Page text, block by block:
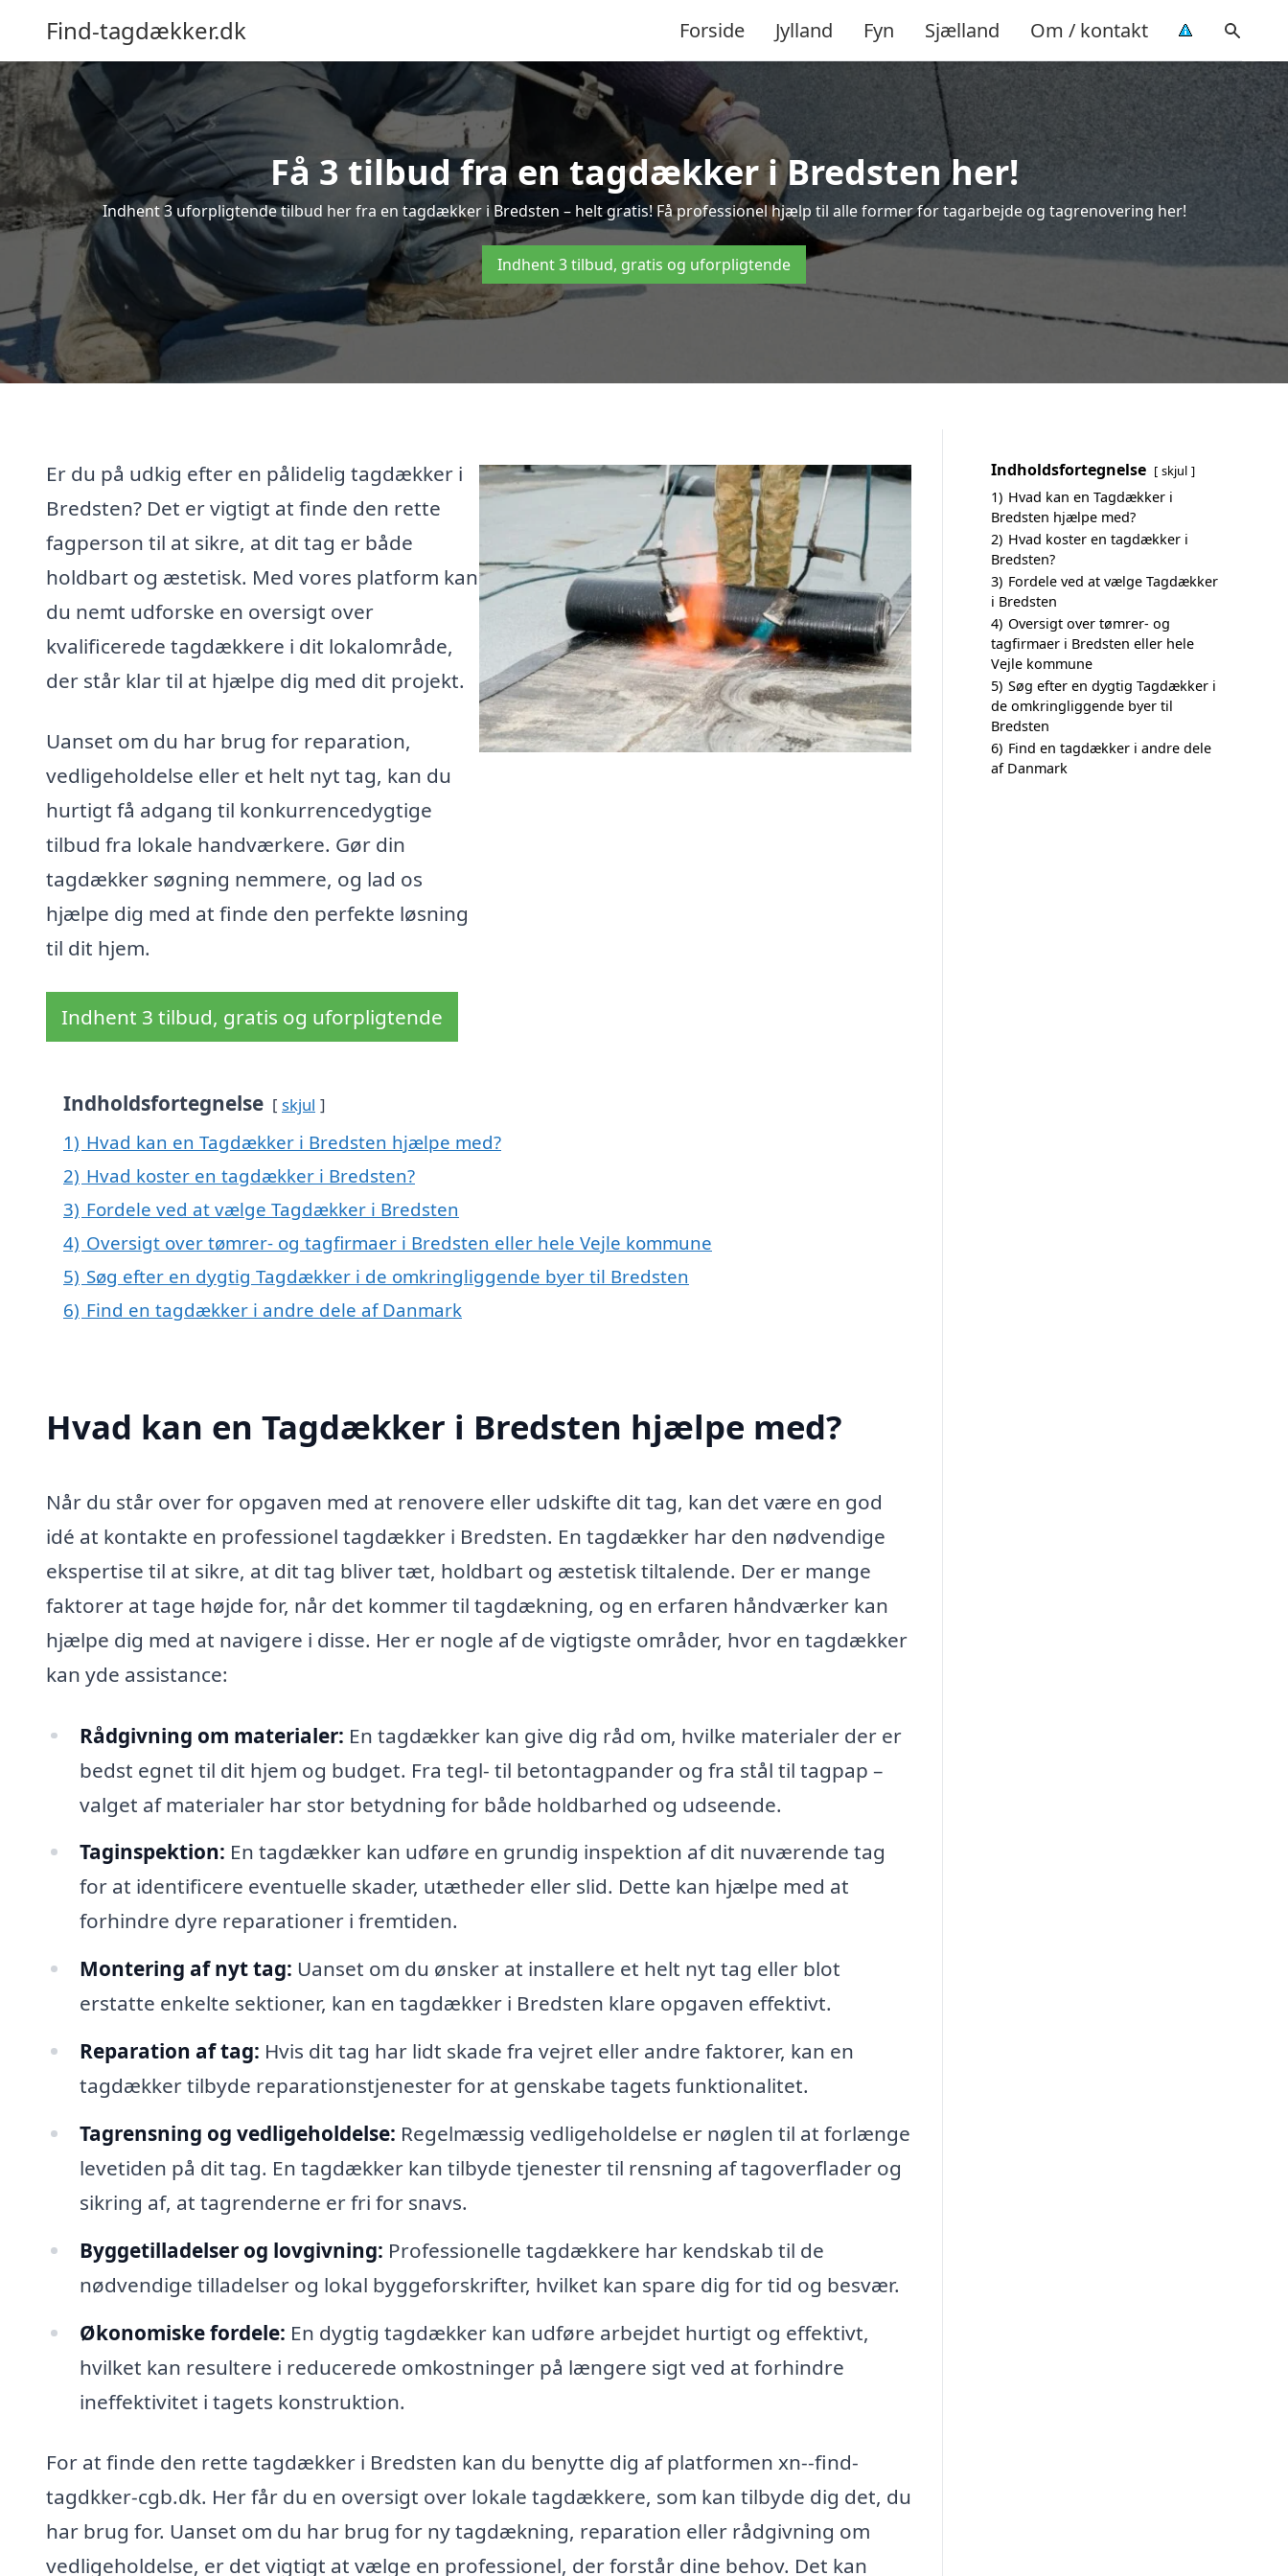
Find-tagdækker.dk Forside Jylland Fyn Sjælland Om / kontakt
Få 3 tilbud fra en tagdækker i Bredsten her!
Indhent 3 uforpligtende tilbud her fra en tagdækker i Bredsten – helt gratis! Få professionel hjælp til alle former for tagarbejde og tagrenovering her!
Indhent 3 tilbud, gratis og uforpligtende
Er du på udkig efter en pålidelig tagdækker i
Bredsten? Det er vigtigt at finde den rette
fagperson til at sikre, at dit tag er både
holdbart og æstetisk. Med vores platform kan
du nemt udforske en oversigt over
kvalificerede tagdækkere i dit lokalområde,
der står klar til at hjælpe dig med dit projekt.
Uanset om du har brug for reparation,
vedligeholdelse eller et helt nyt tag, kan du
hurtigt få adgang til konkurrencedygtige
tilbud fra lokale handværkere. Gør din
tagdækker søgning nemmere, og lad os
hjælpe dig med at finde den perfekte løsning
til dit hjem.
Indhent 3 tilbud, gratis og uforpligtende
Indholdsfortegnelse skjul
1) Hvad kan en Tagdækker i Bredsten hjælpe med?
2) Hvad koster en tagdækker i Bredsten?
3) Fordele ved at vælge Tagdækker i Bredsten
4) Oversigt over tømrer- og tagfirmaer i Bredsten eller hele Vejle kommune
5) Søg efter en dygtig Tagdækker i de omkringliggende byer til Bredsten
6) Find en tagdækker i andre dele af Danmark
Hvad kan en Tagdækker i Bredsten hjælpe med?
Når du står over for opgaven med at renovere eller udskifte dit tag, kan det være en god
idé at kontakte en professionel tagdækker i Bredsten. En tagdækker har den nødvendige
ekspertise til at sikre, at dit tag bliver tæt, holdbart og æstetisk tiltalende. Der er mange
faktorer at tage højde for, når det kommer til tagdækning, og en erfaren håndværker kan
hjælpe dig med at navigere i disse. Her er nogle af de vigtigste områder, hvor en tagdækker
kan yde assistance:
Rådgivning om materialer: En tagdækker kan give dig råd om, hvilke materialer der er
bedst egnet til dit hjem og budget. Fra tegl- til betontagpander og fra stål til tagpap –
valget af materialer har stor betydning for både holdbarhed og udseende.
Taginspektion: En tagdækker kan udføre en grundig inspektion af dit nuværende tag
for at identificere eventuelle skader, utætheder eller slid. Dette kan hjælpe med at
forhindre dyre reparationer i fremtiden.
Montering af nyt tag: Uanset om du ønsker at installere et helt nyt tag eller blot
erstatte enkelte sektioner, kan en tagdækker i Bredsten klare opgaven effektivt.
Reparation af tag: Hvis dit tag har lidt skade fra vejret eller andre faktorer, kan en
tagdækker tilbyde reparationstjenester for at genskabe tagets funktionalitet.
Tagrensning og vedligeholdelse: Regelmæssig vedligeholdelse er nøglen til at forlænge
levetiden på dit tag. En tagdækker kan tilbyde tjenester til rensning af tagoverflader og
sikring af, at tagrenderne er fri for snavs.
Byggetilladelser og lovgivning: Professionelle tagdækkere har kendskab til de
nødvendige tilladelser og lokal byggeforskrifter, hvilket kan spare dig for tid og besvær.
Økonomiske fordele: En dygtig tagdækker kan udføre arbejdet hurtigt og effektivt,
hvilket kan resultere i reducerede omkostninger på længere sigt ved at forhindre
ineffektivitet i tagets konstruktion.
For at finde den rette tagdækker i Bredsten kan du benytte dig af platformen xn--find-
tagdkker-cgb.dk. Her får du en oversigt over lokale tagdækkere, som kan tilbyde dig det, du
har brug for. Uanset om du har brug for ny tagdækning, reparation eller rådgivning om
vedligeholdelse, er det vigtigt at vælge en professionel, der forstår dine behov. Det kan
Indholdsfortegnelse skjul
1) Hvad kan en Tagdækker i
Bredsten hjælpe med?
2) Hvad koster en tagdækker i
Bredsten?
3) Fordele ved at vælge Tagdækker
i Bredsten
4) Oversigt over tømrer- og
tagfirmaer i Bredsten eller hele
Vejle kommune
5) Søg efter en dygtig Tagdækker i
de omkringliggende byer til
Bredsten
6) Find en tagdækker i andre dele
af Danmark